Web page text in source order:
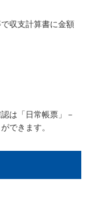
収支計算書に金額
は「日常帳票」－
できます。